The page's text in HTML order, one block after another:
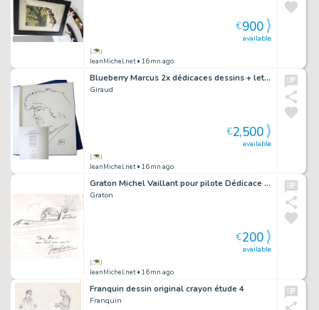
JeanMichel.net• 16mn ago
available
€900
Blueberry Marcus 2x dédicaces dessins + lettre sig
Giraud
JeanMichel.net• 16mn ago
available
€2,500
Graton Michel Vaillant pour pilote Dédicace signé
Graton
JeanMichel.net• 16mn ago
available
€200
Franquin dessin original crayon étude 4
Franquin